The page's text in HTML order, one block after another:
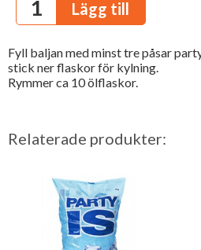
Fyll baljan med minst tre påsar
stick ner flaskor för kylning.
Rymmer ca 10 ölflaskor.
Relaterade produkter: